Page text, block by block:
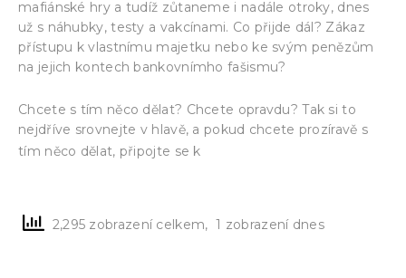
mafiánské hry a tudíž zůtaneme i nadále otroky, dnes
už s náhubky, testy a vakcínami. Co přijde dál? Zákaz
přístupu k vlastnímu majetku nebo ke svým penězům
na jejich kontech bankovnímho fašismu?
Chcete s tím něco dělat? Chcete opravdu? Tak si to
nejdříve srovnejte v hlavě, a pokud chcete prozíravě s
tím něco dělat, připojte se k
2,295 zobrazení celkem, 1 zobrazení dnes